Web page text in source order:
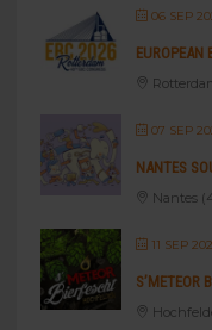
06 SEP
EUROPEAN
07 SEP
NANTES
Nantes
11 SEP
S’METEOR